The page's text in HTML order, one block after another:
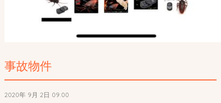
事故物件
2020年 9月 2日 09:00